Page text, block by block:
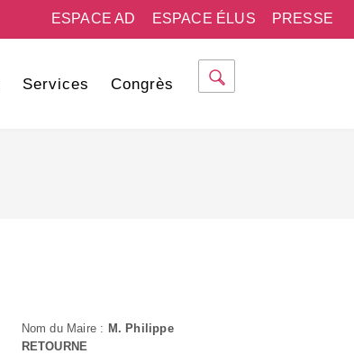
PRESSE
ESPACE ÉLUS
ESPACE AD
Services Congrès
Nom du Maire : M. Philippe
RETOURNE